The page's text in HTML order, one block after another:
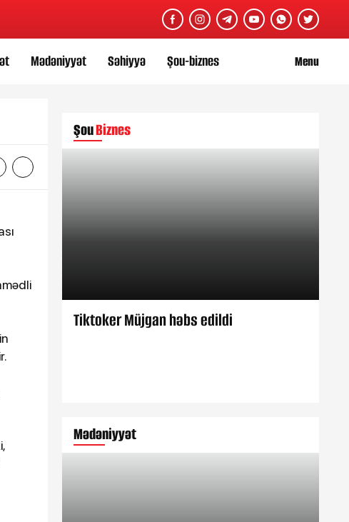
Mədəniyyət Səhiyyə Şou-biznes Menu
ŞouBiznes
Tiktoker Müjgan həbs edildi
Mədəniyyət